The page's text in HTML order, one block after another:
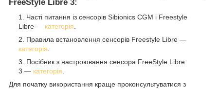
FreeStyle Libre 3:
Часті питання із сенсорів Sibionics CGM і Freestyle
Libre — категорія.
Правила встановлення сенсорів Freestyle Libre —
категорія.
Посібник з настроювання сенсора FreeStyle Libre
3 — категорія.
Для початку використання краще проконсультуватися з